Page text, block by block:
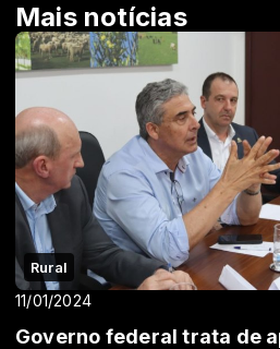
Mais notícias
Rural
11/01/2024
Governo federal trata de